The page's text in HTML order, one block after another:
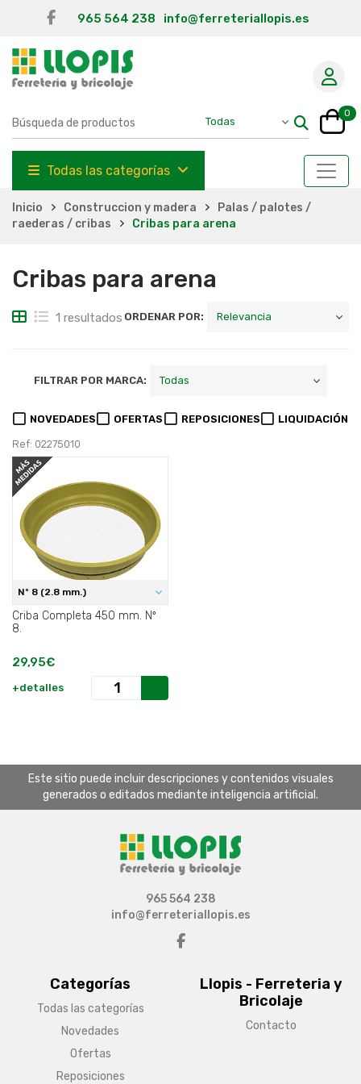
965 564 238 info@ferreteriallopis.es
0
Todas las categorías
Inicio Construccion y madera
Palas / palotes /
raederas / cribas
Cribas para arena
Cribas para arena
1 resultados ORDENAR POR:
FILTRAR POR MARCA:
NOVEDADES OFERTAS REPOSICIONES LIQUIDACIÓN
Ref: 02275010
Nº 8 (2.8 mm.)
Criba Completa 450 mm. Nº
8.
29,95€
+detalles
Este sitio puede incluir descripciones y contenidos visuales
generados o editados mediante inteligencia artificial.
Categorías
Todas las categorías
Novedades
Ofertas
Reposiciones
Llopis - Ferreteria y
Bricolaje
Contacto
965 564 238
info@ferreteriallopis.es